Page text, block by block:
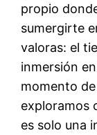
propio
sumergirte
valoras: el
inmersión
momento
exploramos
es solo una